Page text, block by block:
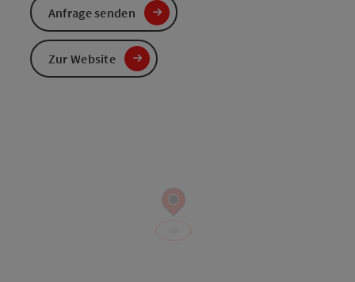
Anfrage senden
Zur Website